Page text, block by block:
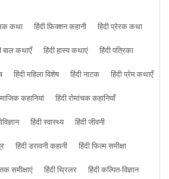
कथा हिंदी फिक्शन कहानी
हिंदी प्रेरक कथा
बाल कथाएँ हिंदी हास्य कथाएं
हिंदी पत्रिका
हिंदी महिला विशेष हिंदी नाटक
हिंदी प्रेम कथाएँ
कहानियां
हिंदी रोमांचक कहानियाँ
हिंदी स्वास्थ्य
हिंदी जीवनी
हिंदी डरावनी कहानी
हिंदी फिल्म समीक्षा
समीक्षाएं हिंदी थ्रिलर हिंदी कल्पित-विज्ञान